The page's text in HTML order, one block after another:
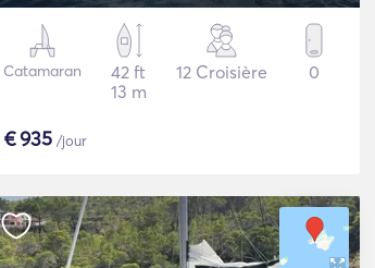
Catamaran
42 ft
13 m
12 Croisière 0
€935 /jour